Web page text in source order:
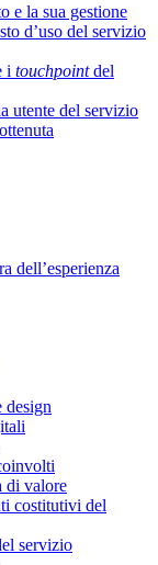
e la sua gestione
d’uso del servizio
i touchpointdel
utente del servizio
dell’esperienza
design
di valore
costitutivi del
servizio